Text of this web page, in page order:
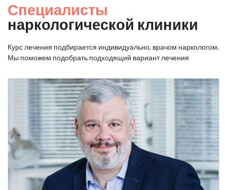
Специалисты
наркологической клиники
Курс лечения подбирается индивидуально, врачом наркологом.
Мы поможем подобрать подходящий вариант лечения